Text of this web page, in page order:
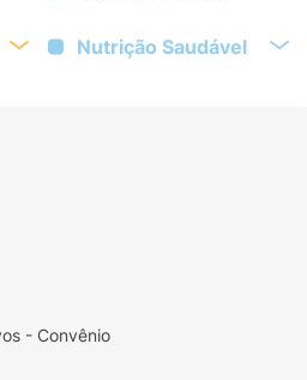
Nutrição Saudável
- Convênio